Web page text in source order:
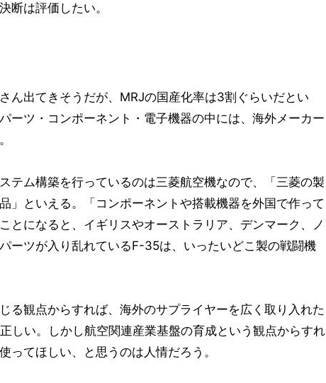
断は評価したい。
ん出てきそうだが、MRJの国産化率は3割ぐらいだとい
ーツ・コンポーネント・電子機器の中には、海外メーカー
テム構築を行っているのは三菱航空機なので、「三菱の製
」といえる。「コンポーネントや搭載機器を外国で作って
とになると、イギリスやオーストラリア、デンマーク、ノ
ーツが入り乱れているF-35は、いったいどこ製の戦闘機
る観点からすれば、海外のサプライヤーを広く取り入れた
しい。しかし航空関連産業基盤の育成という観点からすれ
ってほしい、と思うのは人情だろう。